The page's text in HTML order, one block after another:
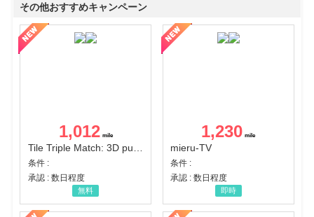
その他おすすめキャンペーン
1,012
Tile Triple Match: 3D puzzle
条件 :
承認 : 数日程度
無料
1,230
mieru-TV
条件 :
承認 : 数日程度
即時